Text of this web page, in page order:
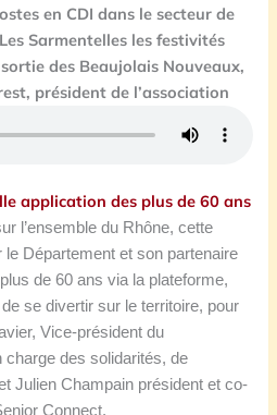
en CDI dans le secteur de
Sarmentelles les festivités
des Beaujolais Nouveaux,
président de l’association
application des plus de 60 ans
l’ensemble du Rhône, cette
le Département et son partenaire
de 60 ans via la plateforme,
se divertir sur le territoire, pour
Vice-président du
charge des solidarités, de
Julien Champain président et co-
Connect.